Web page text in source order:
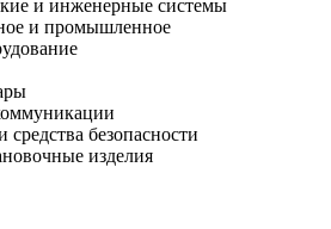
и инженерные системы
и промышленное
средства безопасности
изделия